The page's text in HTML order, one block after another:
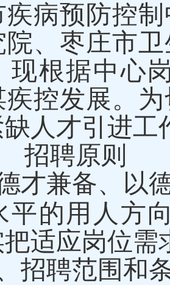
疾病预防控
院、枣庄市
现根据中心
控发展。
人才引进工
招聘原则
才兼备、以
平的用人方
适应岗位
招聘范围和